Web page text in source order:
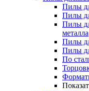
Пилы
Пилы
Пилы
металла
Пилы
Пилы
По